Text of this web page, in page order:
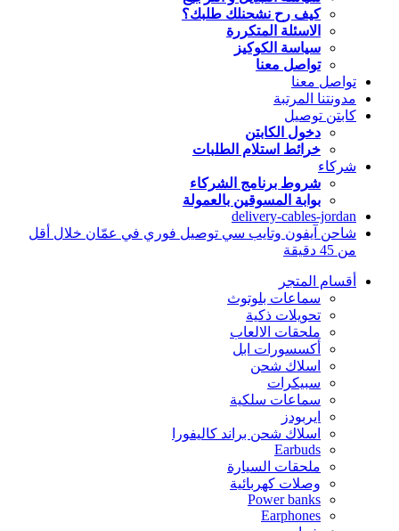
كيف رح نشحنلك طلبك؟
الاسئلة المتكررة
سياسة الكوكيز
تواصل معنا
تواصل معنا
مدونتنا المرتبة
كابتن توصيل
دخول الكابتن
خرائط استلام الطلبات
شركاء
شروط برنامج الشركاء
بوابة المسوقين بالعمولة
delivery-cables-jordan
شاحن آيفون وتايب سي توصيل فوري في عمّان خلال أقل
من 45 دقيقة
أقسام المتجر
سماعات بلوتوث
تحويلات ذكية
ملحقات الالعاب
أكسسورات ابل
اسلاك شحن
سبيكرات
سماعات سلكية
ايربودز
اسلاك شحن براند كاليفورا
Earbuds
ملحقات السيارة
وصلات كهربائية
Power banks
Earphones